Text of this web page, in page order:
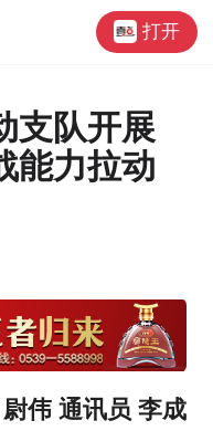
打开
支队开展
能力拉动
伟 通讯员 李成